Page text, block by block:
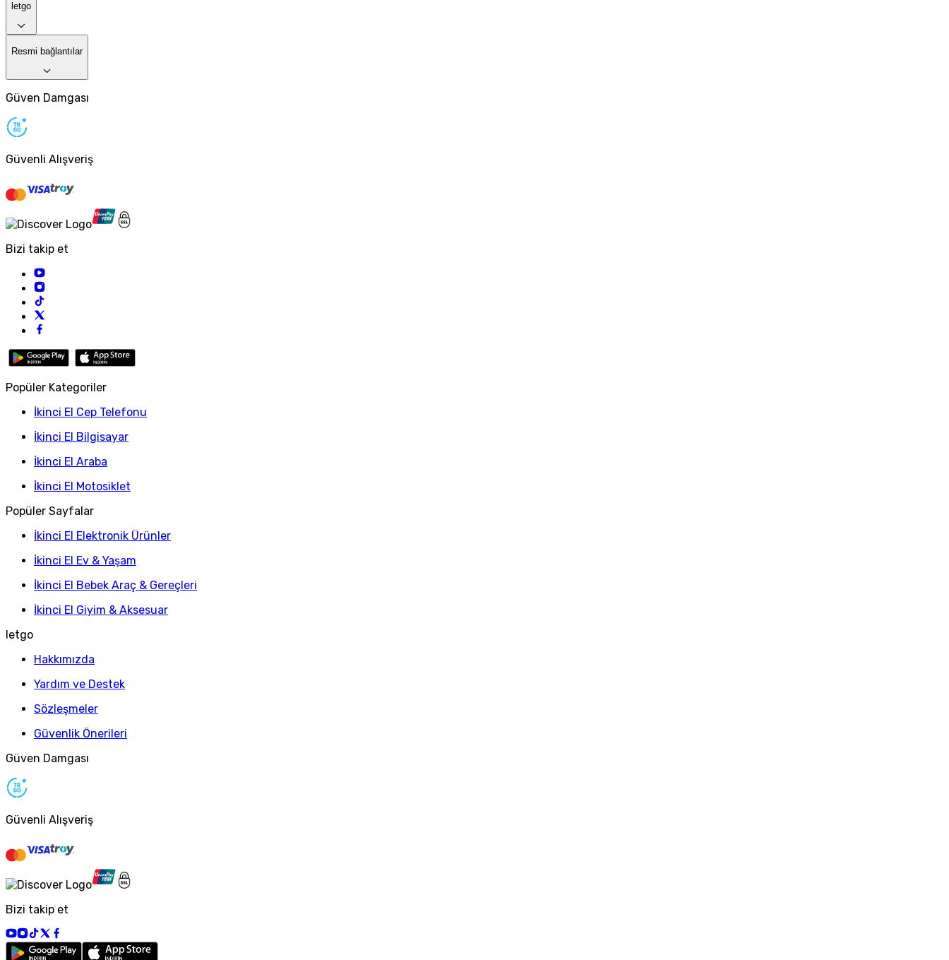
letgo
Resmi bağlantılar
Güven Damgası
Güvenli Alışveriş
Bizi takip et
Popüler Kategoriler
İkinci El Cep Telefonu
İkinci El Bilgisayar
İkinci El Araba
İkinci El Motosiklet
Popüler Sayfalar
İkinci El Elektronik Ürünler
İkinci El Ev & Yaşam
İkinci El Bebek Araç & Gereçleri
İkinci El Giyim & Aksesuar
letgo
Hakkımızda
Yardım ve Destek
Sözleşmeler
Güvenlik Önerileri
Güven Damgası
Güvenli Alışveriş
Bizi takip et